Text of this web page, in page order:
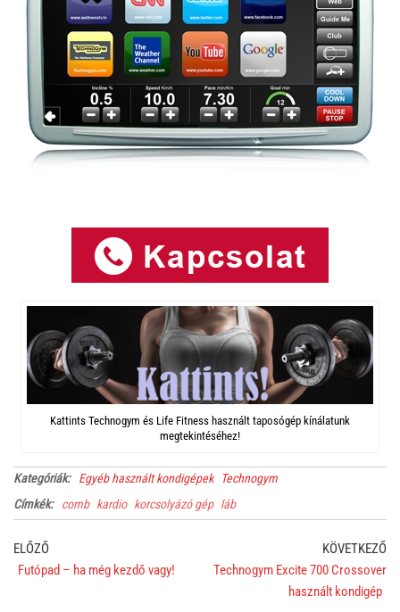
Kattints Technogym és Life Fitness használt taposógép kínálatunk
megtekintéséhez!
Kategóriák: Egyéb használt kondigépek
Technogym
Címkék:
comb kardio korcsolyázó gép láb
Bejegyzés
navigáció
Previous
Post
ELŐZŐ
Futópad – ha még kezdő vagy!
KÖVETKEZŐ
Technogym Excite 700 Crossover
használt kondigép